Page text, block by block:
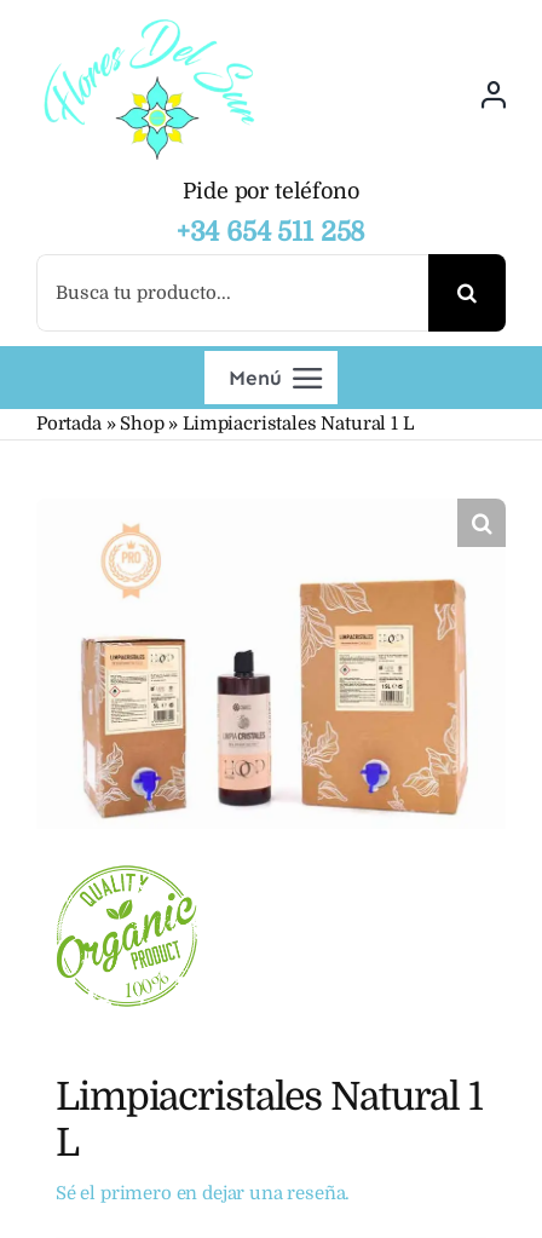
contenido
Pide por teléfono
+34 654 511 258
Menú
Productos
Mayoristas
Contacto
Portada» Shop»Limpiacristales Natural 1 L
Limpiacristales Natural 1
L
Sé el primero en dejar una reseña.